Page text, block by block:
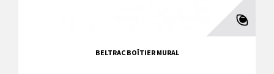
BELTRAC BOÎTIER MURAL